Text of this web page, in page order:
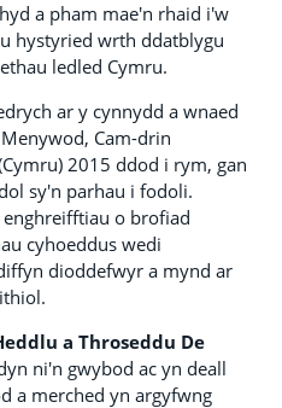
a pham mae'n rhaid i'w
hystyried wrth ddatblygu
ledled Cymru.
ar y cynnydd a wnaed
Cam-drin
2015 ddod i rym, gan
sy'n parhau i fodoli.
o brofiad
cyhoeddus wedi
dioddefwyr a mynd ar
a Throseddu De
ni'n gwybod ac yn deall
a merched yn argyfwng